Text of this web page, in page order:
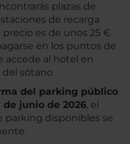
plazas de
de recarga
precio es de unos 25 €
en los puntos de
accede al hotel en
del sótano
del parking público
junio de 2026, el
parking disponibles se